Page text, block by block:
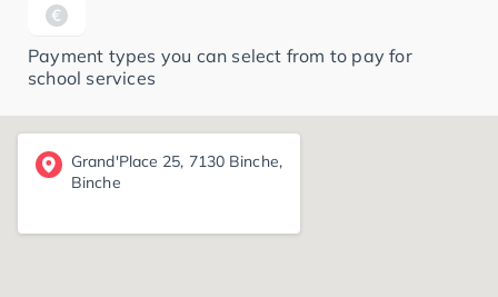
Payment types you can select from to pay for
school services
Grand'Place 25, 7130 Binche,
Binche